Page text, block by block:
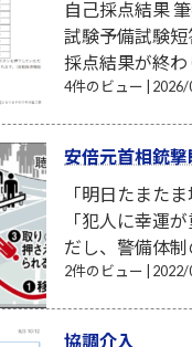
自己採点結果
試験予備試験
採点結果が終
4件のビュー 2026/
安倍元首相銃撃
「明日たまた
「犯人に幸運
だし、警備体
2件のビュー 2022/
協調介入